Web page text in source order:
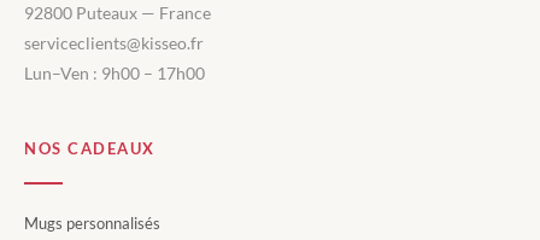
92800 Puteaux — France
serviceclients@kisseo.fr
Lun–Ven : 9h00 – 17h00
NOS CADEAUX
Mugs personnalisés